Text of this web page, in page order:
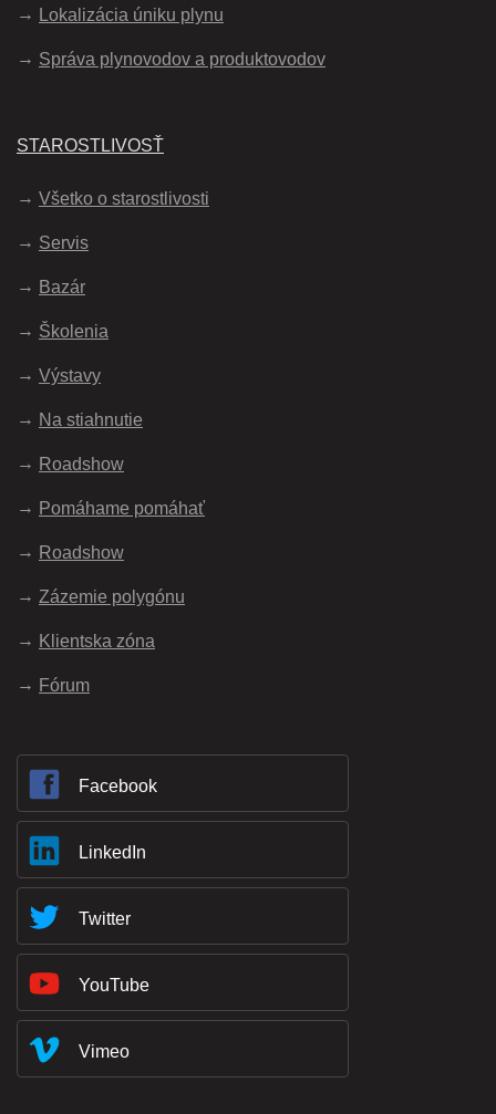
Lokalizácia úniku plynu
Správa plynovodov a produktovodov
STAROSTLIVOSŤ
Všetko o starostlivosti
Servis
Bazár
Školenia
Výstavy
Na stiahnutie
Roadshow
Pomáhame pomáhať
Roadshow
Zázemie polygónu
Klientska zóna
Fórum
Facebook
LinkedIn
Twitter
YouTube
Vimeo